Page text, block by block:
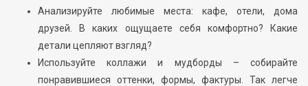
Анализируйте любимые места: кафе, отели, дома
друзей. В каких ощущаете себя комфортно? Какие
детали цепляют взгляд?
Используйте коллажи и мудборды – собирайте
понравившиеся оттенки, формы, фактуры. Так легче